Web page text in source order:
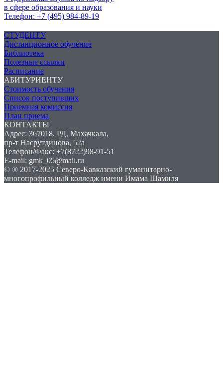
в сфере образования и науки
Телефон: +7 (495) 984-89-19
СТУДЕНТУ
Дистанционное обучение
Библиотека
Полезные ссылки
Расписание
АБИТУРИЕНТУ
Стоимость обучения
Список поступивших
Приемная комиссия
План приема
КОНТАКТЫ
Адрес: 367018, РД, Махачкала,
пр-т Насрутдинова, 52а
Телефон/Факс: +7(8722)98-91-51
E-mail: gmk_05@mail.ru
© ® 2017-2025 Северо-Кавказский гуманитарно-
многопрофильный колледж имени Имама Шамиля